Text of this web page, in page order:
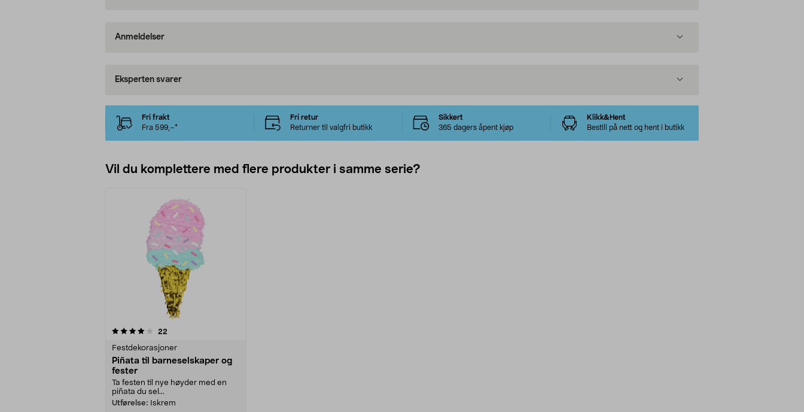
Anmeldelser
Eksperten svarer
Fri frakt
Fra 599,–*
Fri retur
Returner til valgfri butikk
Sikkert
365 dagers åpent kjøp
Klikk&Hent
Bestill på nett og hent i butikk
Vil du komplettere med flere produkter i samme serie?
22
Festdekorasjoner
Piñata til barneselskaper og
fester
Ta festen til nye høyder med en
piñata du sel...
Utførelse:
Iskrem